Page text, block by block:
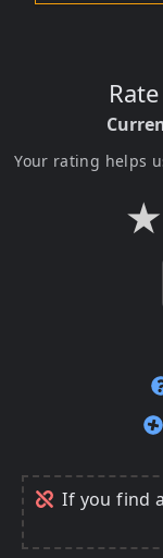
Your rating helps
★
If you find